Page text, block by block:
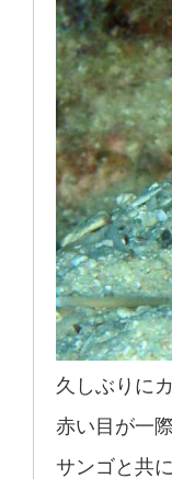
久しぶりに
赤い目が一
サンゴと共